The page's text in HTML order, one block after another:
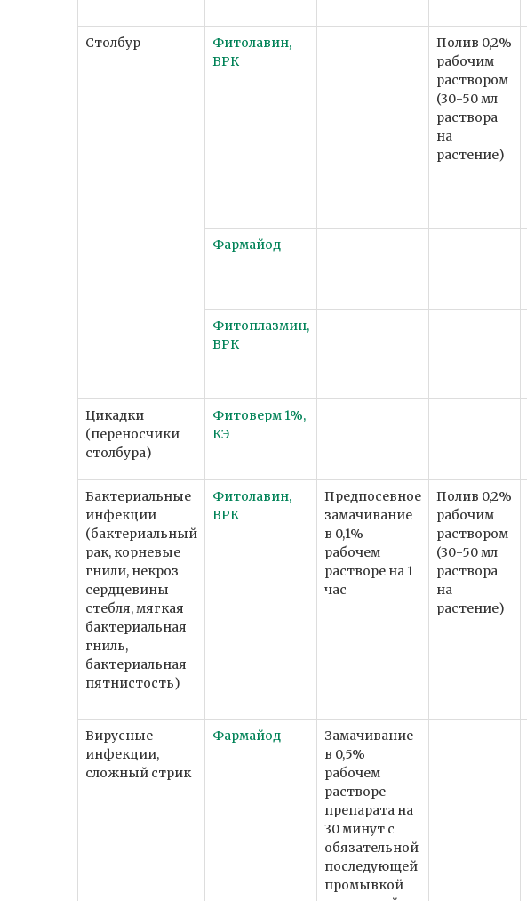
Столбур
Фитолавин,
ВРК
Полив 0,2%
рабочим
раствором
(30-50 мл
раствора
на
растение)
Фармайод
Фитоплазмин,
ВРК
Цикадки
(переносчики
столбура)
Фитоверм 1%,
КЭ
Бактериальные
инфекции
(бактериальный
рак, корневые
гнили, некроз
сердцевины
стебля, мягкая
бактериальная
гниль,
бактериальная
пятнистость)
Фитолавин,
ВРК
Предпосевное
замачивание
в 0,1%
рабочем
растворе на 1
час
Полив 0,2%
рабочим
раствором
(30-50 мл
раствора
на
растение)
Вирусные
инфекции,
сложный стрик
Фармайод
Замачивание
в 0,5%
рабочем
растворе
препарата на
30 минут с
обязательной
последующей
промывкой